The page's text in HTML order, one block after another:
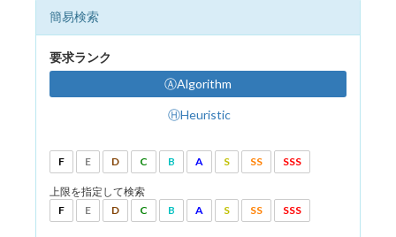
簡易検索
要求ランク
ⒶAlgorithm
ⒽHeuristic
F E D C B A S SS SSS
上限を指定して検索
F
E D C B A S SS SSS